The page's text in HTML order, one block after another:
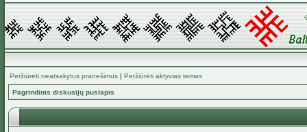
Peržiūrėti neatsakytus pranešimus | Peržiūrėti aktyvias temas
Pagrindinis diskusijų puslapis